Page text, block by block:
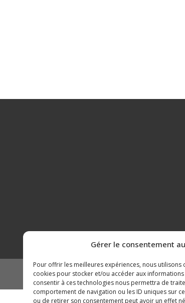
Gérer le consentement
Pour offrir les meilleures expériences, nous utilisons
cookies pour stocker et/ou accéder aux
consentir à ces technologies nous permettra de
comportement de navigation ou les ID uniques sur
ou de retirer son consentement peut avoir un effet
Mentions